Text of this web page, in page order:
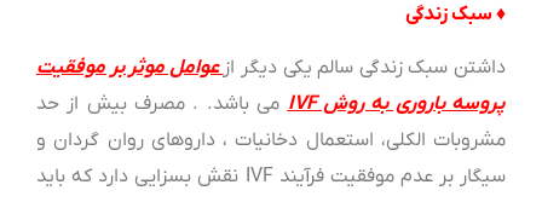
♦ سبک زندگی
داشتن سبک زندگی سالم یکی دیگر ازعوامل موثر بر موفقیت
پروسه باروری به روش IVF
می باشد. . مصرف بیش از حد
مشروبات الکلی، استعمال دخانیات ، داروهای روان گردان و
سیگار بر عدم موفقیت فرآیند IVF نقش بسزایی دارد که باید